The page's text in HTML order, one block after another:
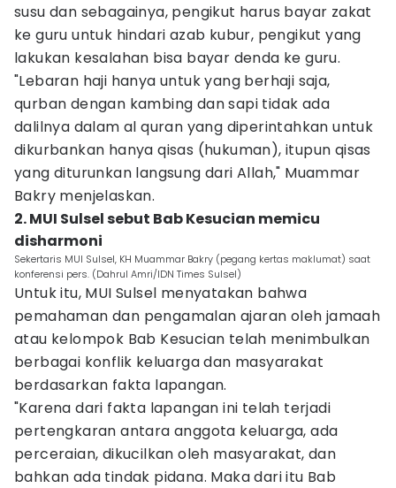
susu dan sebagainya, pengikut harus bayar zakat
ke guru untuk hindari azab kubur, pengikut yang
lakukan kesalahan bisa bayar denda ke guru.
"Lebaran haji hanya untuk yang berhaji saja,
qurban dengan kambing dan sapi tidak ada
dalilnya dalam al quran yang diperintahkan untuk
dikurbankan hanya qisas (hukuman), itupun qisas
yang diturunkan langsung dari Allah," Muammar
Bakry menjelaskan.
2. MUI Sulsel sebut Bab Kesucian memicu
disharmoni
Sekertaris MUI Sulsel, KH Muammar Bakry (pegang kertas maklumat) saat
konferensi pers. (Dahrul Amri/IDN Times Sulsel)
Untuk itu, MUI Sulsel menyatakan bahwa
pemahaman dan pengamalan ajaran oleh jamaah
atau kelompok Bab Kesucian telah menimbulkan
berbagai konflik keluarga dan masyarakat
berdasarkan fakta lapangan.
"Karena dari fakta lapangan ini telah terjadi
pertengkaran antara anggota keluarga, ada
perceraian, dikucilkan oleh masyarakat, dan
bahkan ada tindak pidana. Maka dari itu Bab